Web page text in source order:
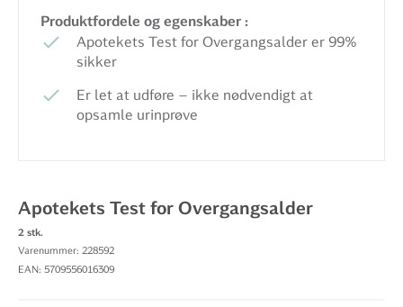
Produktfordele og egenskaber :
Apotekets Test for Overgangsalder er 99%
sikker
Er let at udføre – ikke nødvendigt at
opsamle urinprøve
Apotekets Test for Overgangsalder
2 stk.
Varenummer: 228592
EAN: 5709556016309